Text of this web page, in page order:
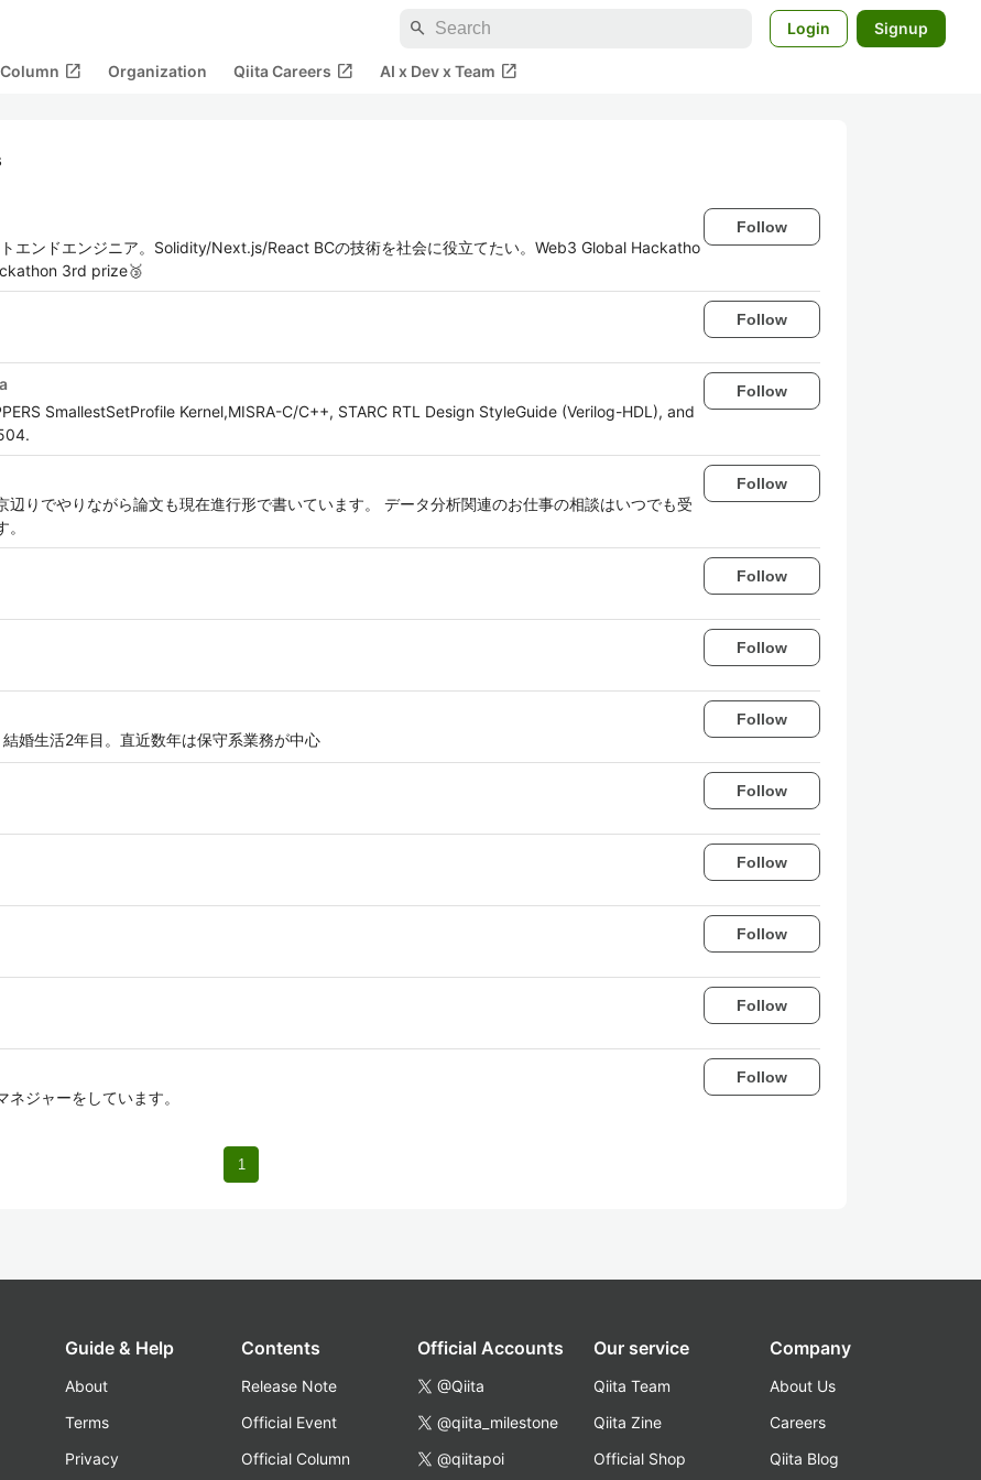
search Login Signup
open_in_new Organization Qiita Careers open_in_new AI x Dev x Team open_in_new
エンドエンジニア。Solidity/Next.js/React BCの技術を社会に役立てたい。Web3 Global Hackatho
3rd prize🥉
Follow
Follow
SmallestSetProfile Kernel,MISRA-C/C++, STARC RTL Design StyleGuide (Verilog-HDL), and
Follow
辺りでやりながら論文も現在進行形で書いています。 データ分析関連のお仕事の相談はいつでも受
Follow
Follow
Follow
婚生活2年目。直近数年は保守系業務が中心
Follow
Follow
Follow
Follow
Follow
ジャーをしています。
Follow
1
Guide & Help
About
Terms
Privacy
Contents
Release Note
Official Event
Official Column
Official Accounts
@Qiita
@qiita_milestone
@qiitapoi
Our service
Qiita Team
Qiita Zine
Official Shop
Company
About Us
Careers
Qiita Blog